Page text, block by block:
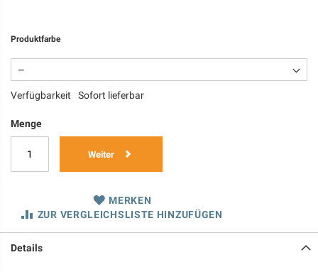
Produktfarbe
Verfügbarkeit Sofort lieferbar
Menge
Weiter
MERKEN
ZUR VERGLEICHSLISTE HINZUFÜGEN
Details